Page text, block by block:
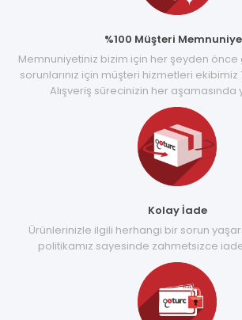
%100 Müşteri
Memnuniyetiniz bizim için her şeyden önce
sorunlarınız için müşteri hizmetleri
Alışveriş sürecinizin her aşamasında
Kolay İade
Ürünlerinizle ilgili herhangi bir sorun
politikamız sayesinde zahmetsizce